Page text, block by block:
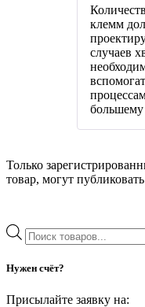
клемм
случаев
большему
Только
товар, могут
Поиск
товаров
Нужен счёт?
Присылайте заявку на: